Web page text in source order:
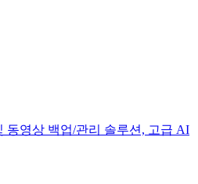
동영상 백업/관리 솔루션, 고급 AI